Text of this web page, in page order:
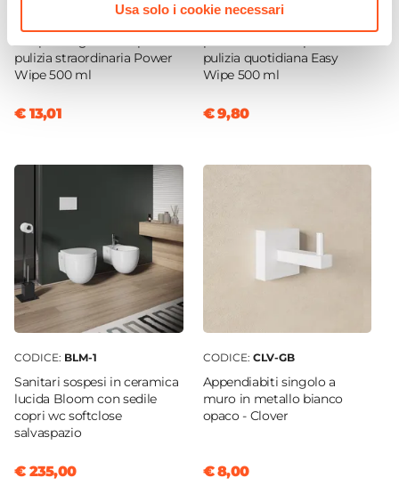
Usa solo i cookie necessari
pulizia straordinaria Power
Wipe 500 ml
€ 13,01
pulizia quotidiana Easy
Wipe 500 ml
€ 9,80
CODICE: BLM-1
Sanitari sospesi in ceramica
lucida Bloom con sedile
copri wc softclose
salvaspazio
€ 235,00
CODICE: CLV-GB
Appendiabiti singolo a
muro in metallo bianco
opaco - Clover
€ 8,00